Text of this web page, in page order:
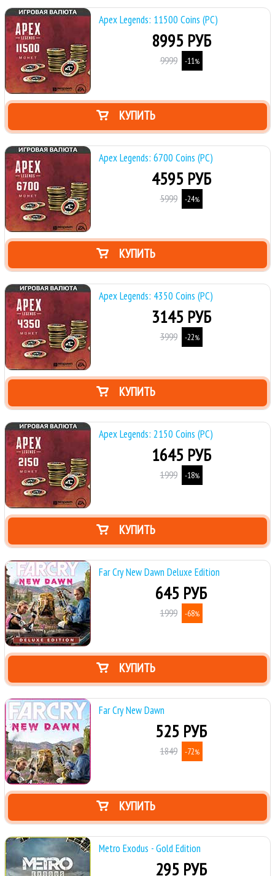
Apex Legends: 11500 Coins (PC)
8995 РУБ
9999 -11%
КУПИТЬ
Apex Legends: 6700 Coins (PC)
4595 РУБ
5999 -24%
КУПИТЬ
Apex Legends: 4350 Coins (PC)
3145 РУБ
3999 -22%
КУПИТЬ
Apex Legends: 2150 Coins (PC)
1645 РУБ
1999 -18%
КУПИТЬ
Far Cry New Dawn Deluxe Edition
645 РУБ
1999 -68%
КУПИТЬ
Far Cry New Dawn
525 РУБ
1849 -72%
КУПИТЬ
Metro Exodus - Gold Edition
295 РУБ